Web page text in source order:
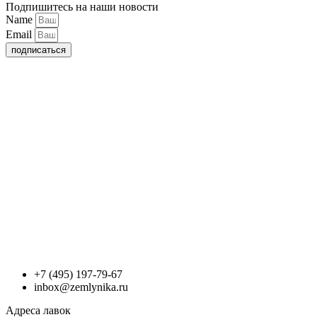
Подпишитесь на наши новости
Name
Email
подписаться
+7 (495) 197-79-67
inbox@zemlynika.ru
Адреса лавок